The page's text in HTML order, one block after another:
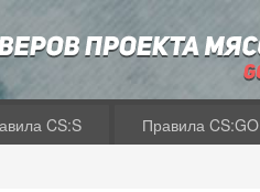
CS:S Правила CS:GO